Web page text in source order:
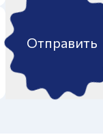
Отправить